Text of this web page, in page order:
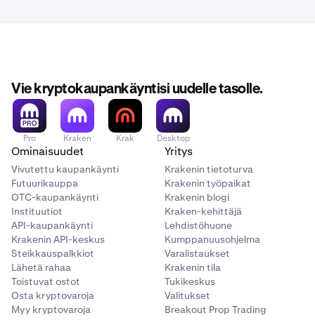
Vie kryptokaupankäyntisi uudelle tasolle.
Pro Kraken Krak Desktop
Ominaisuudet
Vivutettu kaupankäynti
Futuurikauppa
OTC-kaupankäynti
Instituutiot
API-kaupankäynti
Krakenin API-keskus
Steikkauspalkkiot
Lähetä rahaa
Toistuvat ostot
Osta kryptovaroja
Myy kryptovaroja
Yritys
Krakenin tietoturva
Krakenin työpaikat
Krakenin blogi
Kraken-kehittäjä
Lehdistöhuone
Kumppanuusohjelma
Varalistaukset
Krakenin tila
Tukikeskus
Valitukset
Breakout Prop Trading